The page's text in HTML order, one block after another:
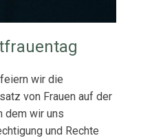
wir die
von Frauen auf der
dem wir uns
und Rechte